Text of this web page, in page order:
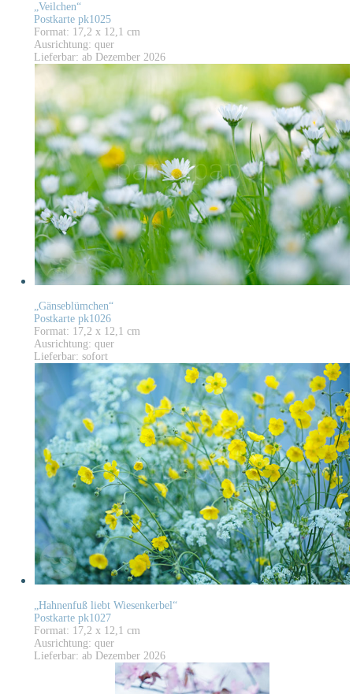
„Veilchen“
Postkarte pk1025
Format: 17,2 x 12,1 cm
Ausrichtung: quer
Lieferbar: ab Dezember 2026
„Gänseblümchen“
Postkarte pk1026
Format: 17,2 x 12,1 cm
Ausrichtung: quer
Lieferbar: sofort
„Hahnenfuß liebt Wiesenkerbel“
Postkarte pk1027
Format: 17,2 x 12,1 cm
Ausrichtung: quer
Lieferbar: ab Dezember 2026